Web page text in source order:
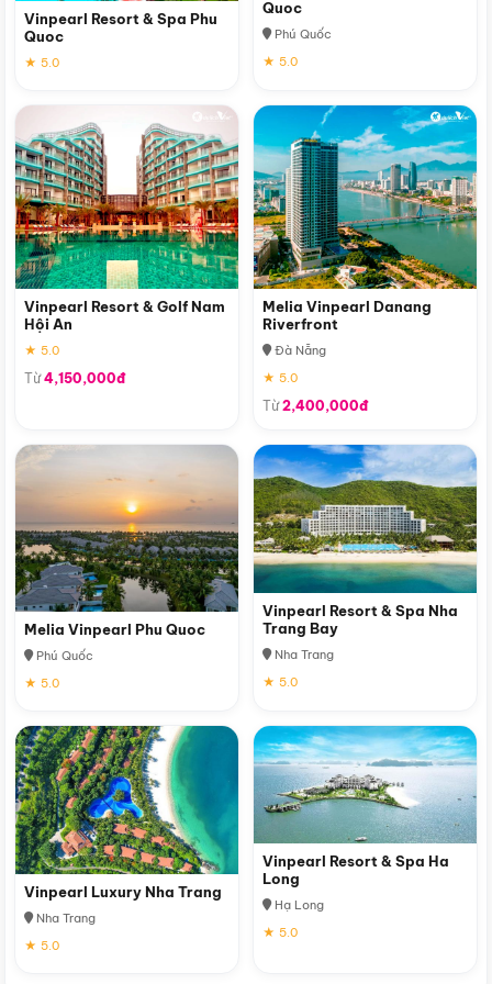
Vinpearl Resort & Spa Phu
Quoc
★ 5.0
Quoc
Phú Quốc
★ 5.0
Vinpearl Resort & Golf Nam
Hội An
★ 5.0
Từ4,150,000đ
Melia Vinpearl Danang
Riverfront
Đà Nẵng
★ 5.0
Từ2,400,000đ
Melia Vinpearl Phu Quoc
Phú Quốc
★ 5.0
Vinpearl Resort & Spa Nha
Trang Bay
Nha Trang
★ 5.0
Vinpearl Luxury Nha Trang
Nha Trang
★ 5.0
Vinpearl Resort & Spa Ha
Long
Hạ Long
★ 5.0